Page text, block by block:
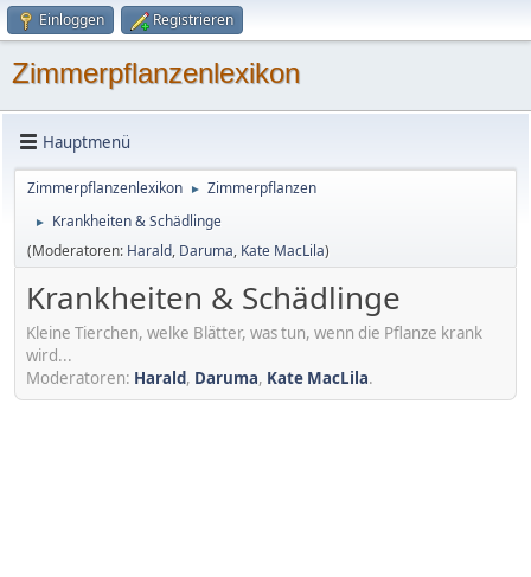
Einloggen Registrieren
Zimmerpflanzenlexikon
Hauptmenü
Zimmerpflanzenlexikon ► Zimmerpflanzen
►
Krankheiten & Schädlinge
(Moderatoren: Harald, Daruma, Kate MacLila)
Krankheiten & Schädlinge
Kleine Tierchen, welke Blätter, was tun, wenn die Pflanze krank
wird...
Moderatoren: Harald, Daruma, Kate MacLila.